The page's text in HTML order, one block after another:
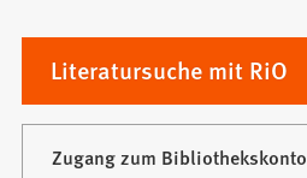
Literatursuche mit RiO
Zugang zum Bibliothekskonto